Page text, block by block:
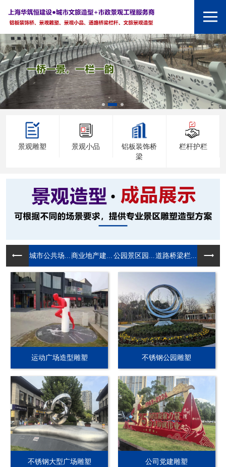
景观雕塑 景观小品
铝板装饰桥
梁
栏杆护栏
城市公共场... 商业地产建... 公园景区园... 道路桥梁栏...
运动广场造型雕塑 不锈钢公园雕塑
不锈钢大型广场雕塑 公司党建雕塑